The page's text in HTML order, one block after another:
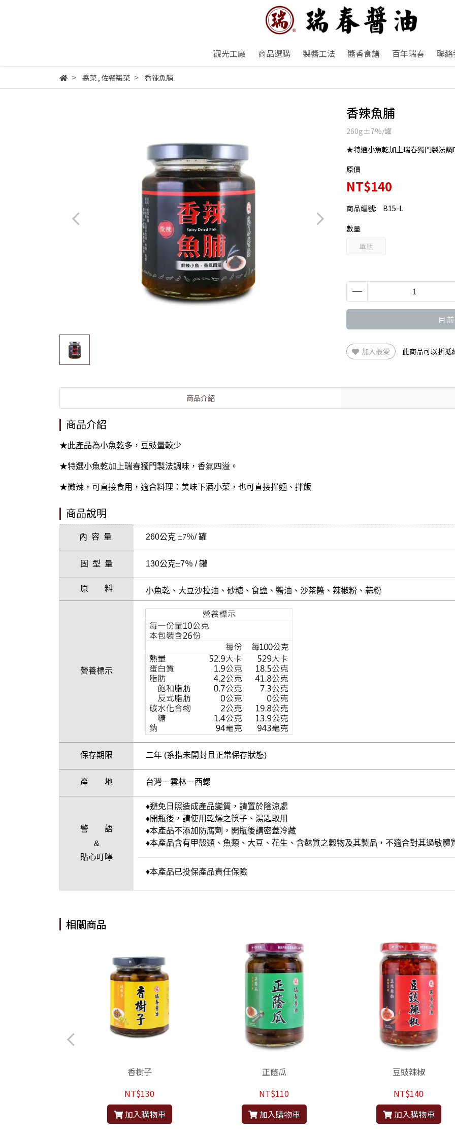
觀光工廠 商品選購 製醬工法 醬香食譜 百年瑞春 聯
醬菜, 佐餐醬菜 香辣魚脯
香辣魚脯
260g±7%/罐
★特選小魚乾加上瑞春獨門製法調
原價
NT$140
商品編號:
B15-L
數量
單瓶
目
加入最愛 此商品可以折
商品介紹
商品介紹
★此產品為小魚乾多，豆豉量較少
★特選小魚乾加上瑞春獨門製法調味，香氣四溢。
★微辣，可直接食用，適合料理：美味下酒小菜，也可直接拌麵、拌飯
商品說明
內 容 量 260公克 ±7％/ 罐
固 型 量 130公克±7％ / 罐
原 料 小魚乾、大豆沙拉油、砂糖、食鹽、醬油、沙茶醬、辣椒粉、蒜粉
營養標示
保存期限 二年 (系指未開封且正常保存狀態)
產 地 台灣－雲林－西螺
警 語
&
貼心叮嚀
♦避免日照造成產品變質，請置於陰涼處
♦開瓶後，請使用乾燥之筷子、湯匙取用
♦本產品不添加防腐劑，開瓶後請密蓋冷藏
♦本產品含有甲殼類、魚類、大豆、花生、含麩質之穀物及其製品，不適合對其過敏體
♦本產品已投保產品責任保險
相關商品
香樹子
NT$130
加入購物車
正蔭瓜
NT$110
加入購物車
豆豉辣椒
NT$140
加入購物車